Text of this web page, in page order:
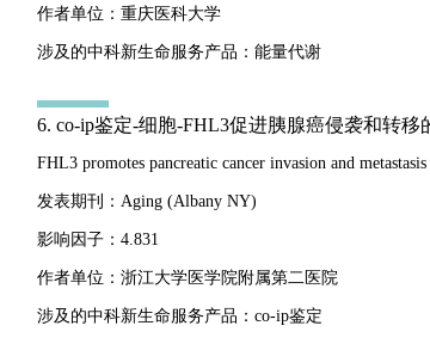
作者单位：重庆医科大学
涉及的中科新生命服务产品：能量代谢
6. co-ip鉴定-细胞-FHL3促进胰腺癌侵袭和转移
FHL3 promotes pancreatic cancer invasion and
发表期刊：Aging (Albany NY)
影响因子：4.831
作者单位：浙江大学医学院附属第二医院
涉及的中科新生命服务产品：co-ip鉴定